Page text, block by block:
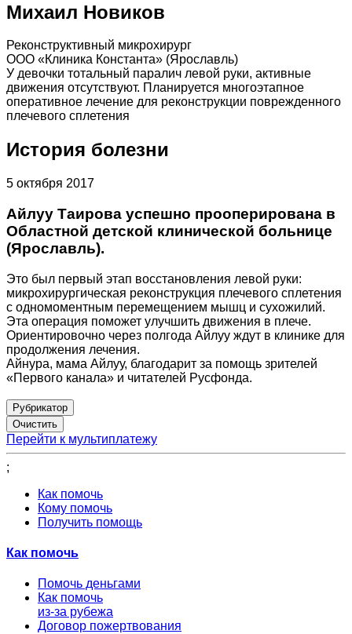
Михаил Новиков
Реконструктивный микрохирург
ООО «Клиника Константа» (Ярославль)
У девочки тотальный паралич левой руки, активные
движения отсутствуют. Планируется многоэтапное
оперативное лечение для реконструкции поврежденного
плечевого сплетения
История болезни
5 октября 2017
Айлуу Таирова успешно прооперирована в
Областной детской клинической больнице
(Ярославль).
Это был первый этап восстановления левой руки:
микрохирургическая реконструкция плечевого сплетения
с одномоментным перемещением мышц и сухожилий.
Эта операция поможет улучшить движения в плече.
Ориентировочно через полгода Айлуу ждут в клинике для
продолжения лечения.
Айнура, мама Айлуу, благодарит за помощь зрителей
«Первого канала» и читателей Русфонда.
Рубрикатор
Перейти к мультиплатежу
;
Как помочь
Кому помочь
Получить помощь
Как помочь
Помочь деньгами
Как помочь
из-за рубежа
Договор пожертвования